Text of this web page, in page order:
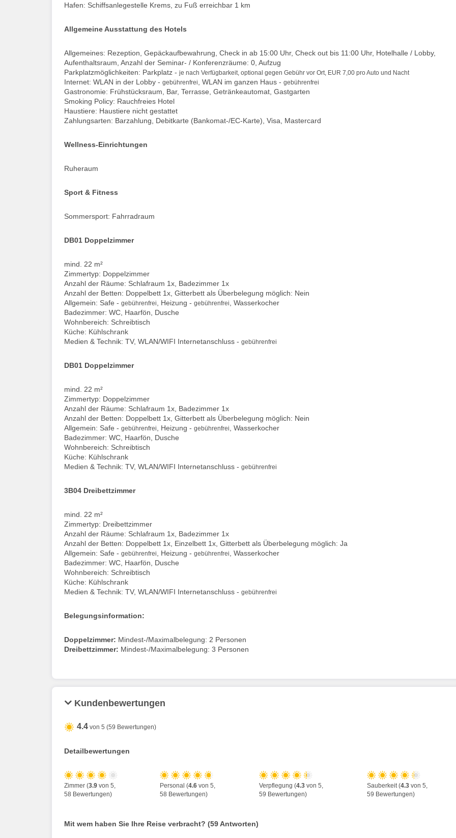
Hafen: Schiffsanlegestelle Krems, zu Fuß erreichbar 1 km
Allgemeine Ausstattung des Hotels
Allgemeines: Rezeption, Gepäckaufbewahrung, Check in ab 15:00 Uhr, Check out bis 11:00 Uhr, Hotelhalle / Lobby,
Aufenthaltsraum, Anzahl der Seminar- / Konferenzräume: 0, Aufzug
Parkplatzmöglichkeiten: Parkplatz - je nach Verfügbarkeit, optional gegen Gebühr vor Ort, EUR 7,00 pro Auto und Nacht
Internet: WLAN in der Lobby - gebührenfrei , WLAN im ganzen Haus - gebührenfrei
Gastronomie: Frühstücksraum, Bar, Terrasse, Getränkeautomat, Gastgarten
Smoking Policy: Rauchfreies Hotel
Haustiere: Haustiere nicht gestattet
Zahlungsarten: Barzahlung, Debitkarte (Bankomat-/EC-Karte), Visa, Mastercard
Wellness-Einrichtungen
Ruheraum
Sport & Fitness
Sommersport: Fahrradraum
DB01 Doppelzimmer
mind. 22 m²
Zimmertyp: Doppelzimmer
Anzahl der Räume: Schlafraum 1x, Badezimmer 1x
Anzahl der Betten: Doppelbett 1x, Gitterbett als Überbelegung möglich: Nein
Allgemein: Safe - gebührenfrei , Heizung - gebührenfrei
, Wasserkocher
Badezimmer: WC, Haarfön, Dusche
Wohnbereich: Schreibtisch
Küche: Kühlschrank
Medien & Technik: TV, WLAN/WIFI Internetanschluss - gebührenfrei
DB01 Doppelzimmer
mind. 22 m²
Zimmertyp: Doppelzimmer
Anzahl der Räume: Schlafraum 1x, Badezimmer 1x
Anzahl der Betten: Doppelbett 1x, Gitterbett als Überbelegung möglich: Nein
Allgemein: Safe - gebührenfrei , Heizung - gebührenfrei
, Wasserkocher
Badezimmer: WC, Haarfön, Dusche
Wohnbereich: Schreibtisch
Küche: Kühlschrank
Medien & Technik: TV, WLAN/WIFI Internetanschluss - gebührenfrei
3B04 Dreibettzimmer
mind. 22 m²
Zimmertyp: Dreibettzimmer
Anzahl der Räume: Schlafraum 1x, Badezimmer 1x
Anzahl der Betten: Doppelbett 1x, Einzelbett 1x, Gitterbett als Überbelegung möglich: Ja
Allgemein: Safe - gebührenfrei , Heizung - gebührenfrei
, Wasserkocher
Badezimmer: WC, Haarfön, Dusche
Wohnbereich: Schreibtisch
Küche: Kühlschrank
Medien & Technik: TV, WLAN/WIFI Internetanschluss - gebührenfrei
Belegungsinformation:
Doppelzimmer: Mindest-/Maximalbelegung: 2 Personen
Dreibettzimmer: Mindest-/Maximalbelegung: 3 Personen
Kundenbewertungen
4.4 von 5 (59 Bewertungen)
Detailbewertungen
Zimmer (3.9 von 5,
58 Bewertungen)
Personal (4.6von 5,
58 Bewertungen)
Verpflegung (4.3 von 5,
59 Bewertungen)
Sauberkeit (4.3von 5,
59 Bewertungen)
Mit wem haben Sie Ihre Reise verbracht? (59 Antworten)